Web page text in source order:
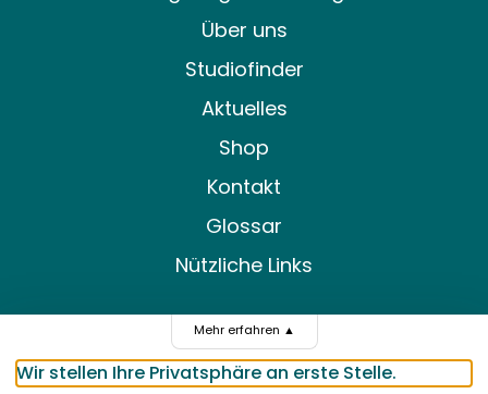
Über uns
Studiofinder
Aktuelles
Shop
Kontakt
Glossar
Nützliche Links
DE FR
Mehr erfahren ▲
Wir stellen Ihre Privatsphäre an erste Stelle.